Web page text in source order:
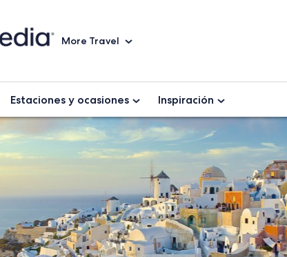
More Travel
Estaciones y ocasiones Inspiración